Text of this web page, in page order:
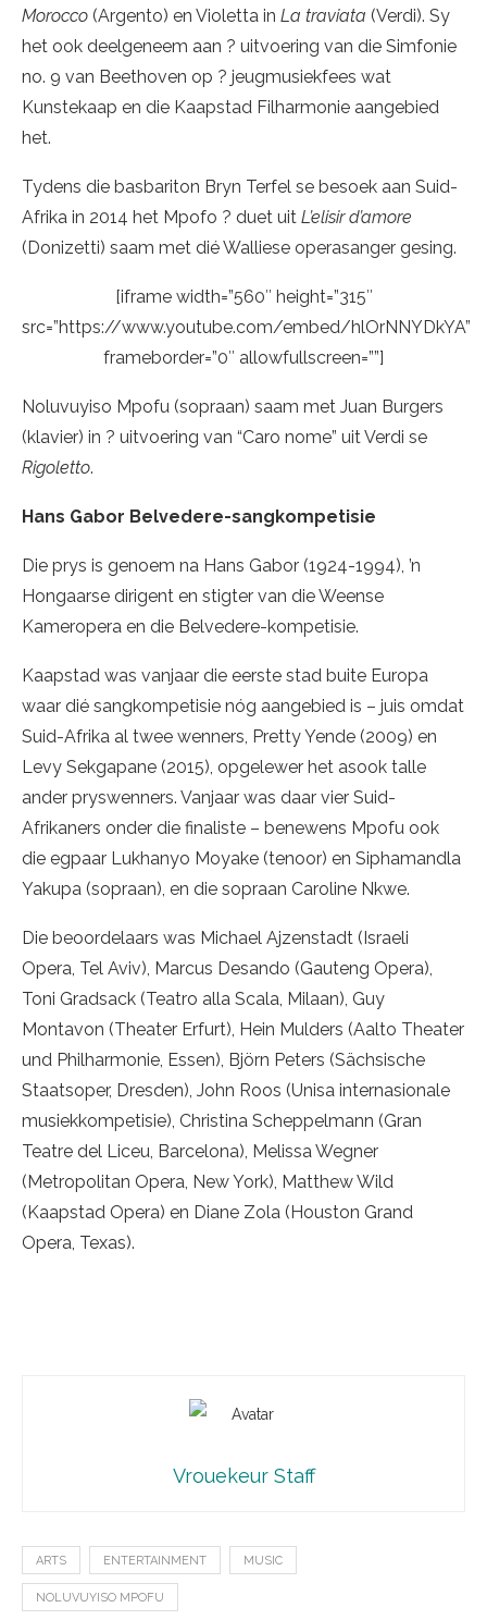
Morocco (Argento) en Violetta in La traviata (Verdi). Sy
het ook deelgeneem aan ? uitvoering van die Simfonie
no. 9 van Beethoven op ? jeugmusiekfees wat
Kunstekaap en die Kaapstad Filharmonie aangebied
het.
Tydens die basbariton Bryn Terfel se besoek aan Suid-
Afrika in 2014 het Mpofo ? duet uit L’elisir d’amore
(Donizetti) saam met dié Walliese operasanger gesing.
[iframe width=”560″ height=”315″
src=”https://www.youtube.com/embed/hlOrNNYDkYA”
frameborder=”0″ allowfullscreen=””]
Noluvuyiso Mpofu (sopraan) saam met Juan Burgers
(klavier) in ? uitvoering van “Caro nome” uit Verdi se
Rigoletto.
Hans Gabor Belvedere-sangkompetisie
Die prys is genoem na Hans Gabor (1924-1994), ’n
Hongaarse dirigent en stigter van die Weense
Kameropera en die Belvedere-kompetisie.
Kaapstad was vanjaar die eerste stad buite Europa
waar dié sangkompetisie nóg aangebied is – juis omdat
Suid-Afrika al twee wenners, Pretty Yende (2009) en
Levy Sekgapane (2015), opgelewer het asook talle
ander pryswenners. Vanjaar was daar vier Suid-
Afrikaners onder die finaliste – benewens Mpofu ook
die egpaar Lukhanyo Moyake (tenoor) en Siphamandla
Yakupa (sopraan), en die sopraan Caroline Nkwe.
Die beoordelaars was Michael Ajzenstadt (Israeli
Opera, Tel Aviv), Marcus Desando (Gauteng Opera),
Toni Gradsack (Teatro alla Scala, Milaan), Guy
Montavon (Theater Erfurt), Hein Mulders (Aalto Theater
und Philharmonie, Essen), Björn Peters (Sächsische
Staatsoper, Dresden), John Roos (Unisa internasionale
musiekkompetisie), Christina Scheppelmann (Gran
Teatre del Liceu, Barcelona), Melissa Wegner
(Metropolitan Opera, New York), Matthew Wild
(Kaapstad Opera) en Diane Zola (Houston Grand
Opera, Texas).
Vrouekeur Staff
ARTS ENTERTAINMENT MUSIC
NOLUVUYISO MPOFU